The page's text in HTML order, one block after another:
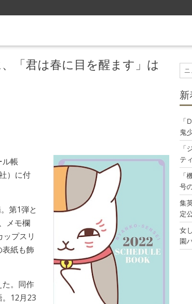
「君は春に目を醒ます」は
ル帳
）に付
第1弾と
メモ欄
プスリ
紙も飾
た。同作
12月23
「
鬼
「
テ
「
号
集
定
女
園